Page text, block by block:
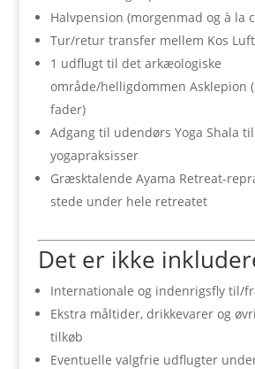
Halvpension (morgenmad og à la
Tur/retur transfer mellem Kos
1 udflugt til det arkæologiske
område/helligdommen Asklepion
fader)
Adgang til udendørs Yoga Shala
yogapraksisser
Græsktalende Ayama Retreat-
stede under hele retreatet
Det er ikke
Internationale og indenrigsfly til/
Ekstra måltider, drikkevarer og
tilkøb
Eventuelle valgfrie udflugter